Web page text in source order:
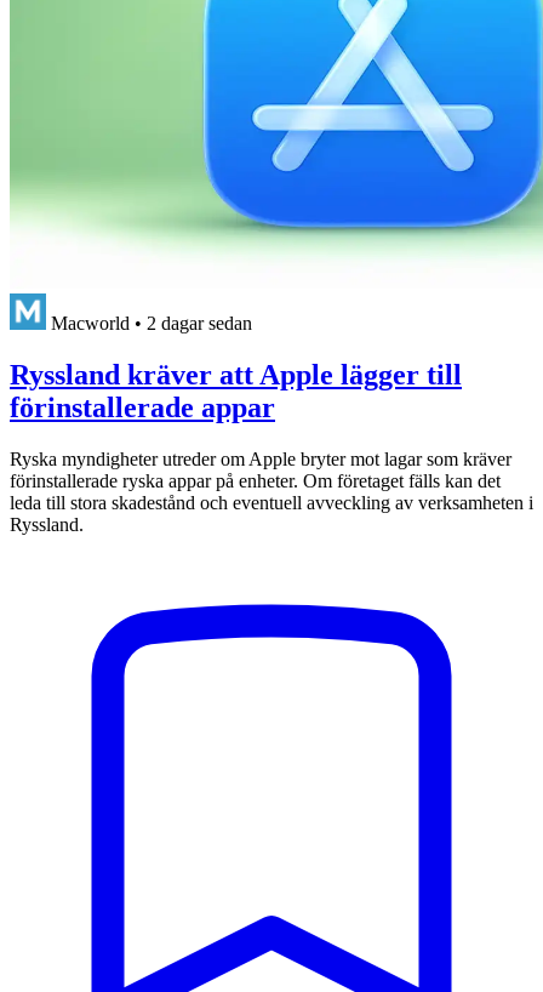
Macworld • 2 dagar sedan
Ryssland kräver att Apple lägger till
förinstallerade appar
Ryska myndigheter utreder om Apple bryter mot lagar som kräver
förinstallerade ryska appar på enheter. Om företaget fälls kan det
leda till stora skadestånd och eventuell avveckling av verksamheten i
Ryssland.